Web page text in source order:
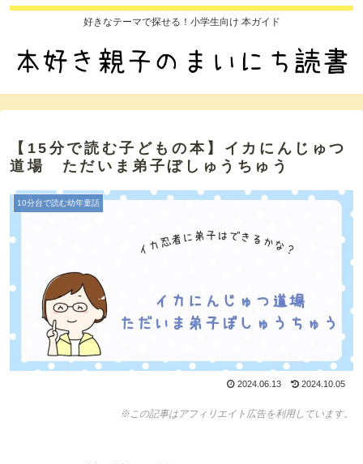
好きなテーマで探せる！小学生向け 本ガイド
【15分で読む子どもの本】イカにんじゅつ
道場 ただいま弟子ぼしゅうちゅう
10分台で読む幼年童話
2024.06.13 2024.10.05
※この記事はアフィリエイト広告を利用しています。